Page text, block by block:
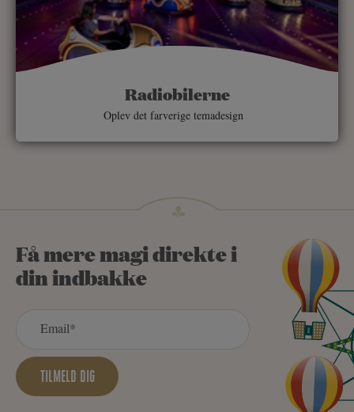
Radiobilerne
Oplev det farverige temadesign
Få mere magi direkte i
din indbakke
TILMELD DIG